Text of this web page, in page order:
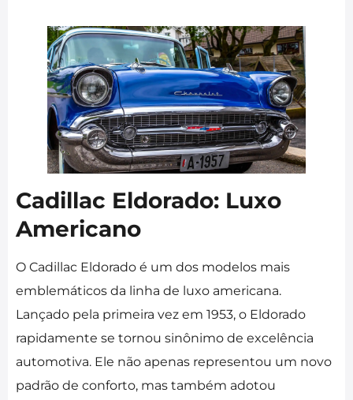
Cadillac Eldorado: Luxo
Americano
O Cadillac Eldorado é um dos modelos mais
emblemáticos da linha de luxo americana.
Lançado pela primeira vez em 1953, o Eldorado
rapidamente se tornou sinônimo de excelência
automotiva. Ele não apenas representou um novo
padrão de conforto, mas também adotou